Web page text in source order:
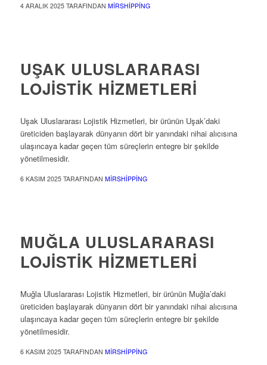
4 ARALIK 2025 TARAFINDAN MIRSHIPPING
UŞAK ULUSLARARASI
LOJISTIK HIZMETLERI
Uşak Uluslararası Lojistik Hizmetleri, bir ürünün Uşak’daki
üreticiden başlayarak dünyanın dört bir yanındaki nihai alıcısına
ulaşıncaya kadar geçen tüm süreçlerin entegre bir şekilde
yönetilmesidir.
6 KASIM 2025 TARAFINDAN MIRSHIPPING
MUĞLA ULUSLARARASI
LOJISTIK HIZMETLERI
Muğla Uluslararası Lojistik Hizmetleri, bir ürünün Muğla’daki
üreticiden başlayarak dünyanın dört bir yanındaki nihai alıcısına
ulaşıncaya kadar geçen tüm süreçlerin entegre bir şekilde
yönetilmesidir.
6 KASIM 2025 TARAFINDAN MIRSHIPPING